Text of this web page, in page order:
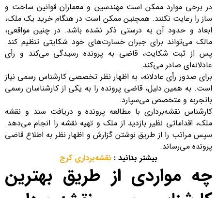
در برخی موارد ممکن است مهندسین و معماران قوانین ساخت و
ساز را رعایت نکنند. همچنین ممکن است در هنگام خرید یک ملک،
ابعاد و حدود آن به درستی ذکر نشده باشد. در چنین مواقعی،
مالک می‌تواند برای جبران خسارت‌های خود شکایتی تنظیم کند.
پس از ثبت شکایت، قاضی به پرونده رسیدگی می‌کند و رأی
عادلانه‌ای صادر می‌کند.
برای صدور رأی عادلانه، به اظهار نظر تخصصی کارشناس رسمی نیاز
است. به همین دلیل، قاضی پرونده را به یکی از کارشناسان رسمی
باتجربه و متخصص می‌سپارد.
کارشناس نقشه‌برداری با مطالعه پرونده و دریافت سند و نقشه
ملک، اقداماتی نظیر بازدید از ملک و تهیه نقشه را انجام می‌دهد.
سپس مراتب را از طریق نوشتن گزارش و اظهار نظر به اطلاع قاضی
پرونده می‌رساند.
بیشتر بدانید : نقشه‌برداری کرج
چه مواردی از طریق بهترین